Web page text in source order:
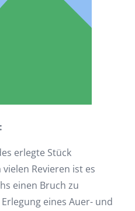
erlegte Stück
Revieren ist es
einen Bruch zu
eines Auer- und